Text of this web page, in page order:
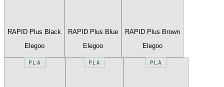
RAPID Plus Black
Elegoo
RAPID Plus Blue
Elegoo
RAPID Plus Brown
Elegoo
PLA PLA PLA